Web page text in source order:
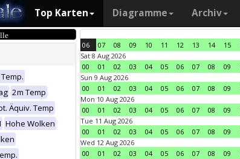
Top Karten Diagramme Archiv
2m Temp
Äquiv. Temp
Hohe Wolken
06 07 08 09 10 11 12 13 14 15
Sat 8 Aug 2026
00
01 02 03 04 05 06 07 08 09
Sun 9 Aug 2026
00
01 02 03 04 05 06 07 08 09
Mon 10 Aug 2026
00
01 02 03 04 05 06 07 08 09
Tue 11 Aug 2026
00
01 02 03 04 05 06 07 08 09
Wed 12 Aug 2026
00
01 02 03 04 05 06 07 08 09